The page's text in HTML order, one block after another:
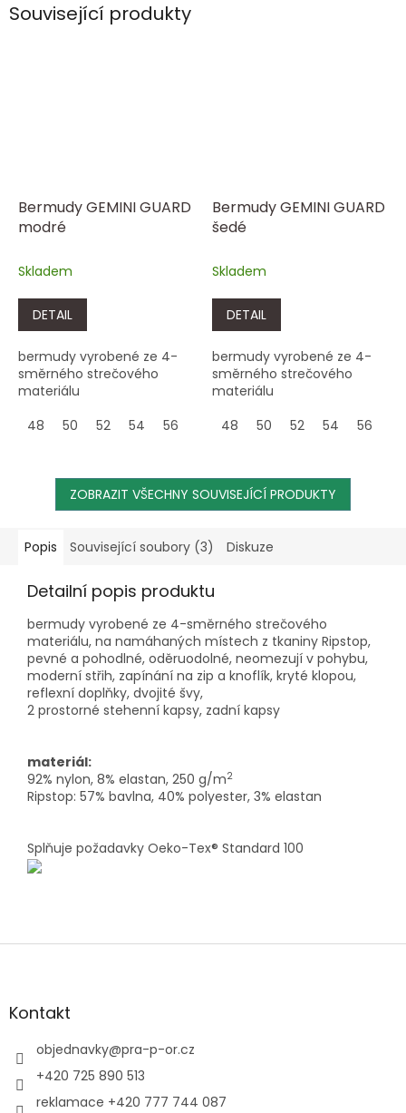
Související produkty
Bermudy GEMINI GUARD
modré
Skladem
DETAIL
bermudy vyrobené ze 4-
směrného strečového
materiálu
48
50 52 54 56 60
Bermudy GEMINI GUARD
šedé
Skladem
DETAIL
bermudy vyrobené ze 4-
směrného strečového
materiálu
48
50 52 54 56
ZOBRAZIT VŠECHNY SOUVISEJÍCÍ PRODUKTY
Popis Související soubory (3) Diskuze
Detailní popis produktu
bermudy vyrobené ze 4-směrného strečového
materiálu, na namáhaných místech z tkaniny Ripstop,
pevné a pohodlné, oděruodolné, neomezují v pohybu,
moderní střih, zapínání na zip a knoflík, kryté klopou,
reflexní doplňky, dvojité švy,
2 prostorné stehenní kapsy, zadní kapsy
materiál:
92% nylon, 8% elastan, 250 g/m2
Ripstop: 57% bavlna, 40% polyester, 3% elastan
Splňuje požadavky Oeko-Tex® Standard 100
Z
aKontakt
objednavky@pra-p-or.cz
+420 725 890 513
reklamace +420 777 744 087